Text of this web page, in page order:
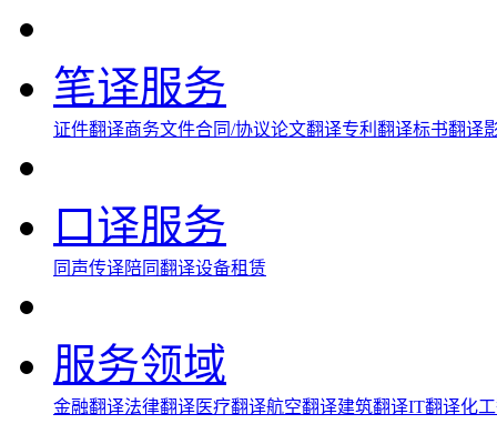
笔译服务
证件翻译商务文件合同/协议论文翻译专利翻译标书翻译
口译服务
同声传译陪同翻译设备租赁
服务领域
金融翻译法律翻译医疗翻译航空翻译建筑翻译IT翻译化